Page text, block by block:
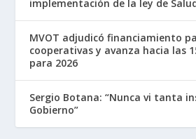
implementación de la ley de
MVOT adjudicó financiamiento
cooperativas y avanza hacia las
para 2026
Sergio Botana: “Nunca vi tanta
Gobierno”